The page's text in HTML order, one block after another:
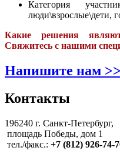
Категория
люди\взрослые\дети,
Какие решения
Свяжитесь с нашими
Напишите нам
Контакты
196240 г. Санкт-Петербург,
площадь Победы, дом 1
тел./факс.: +7 (812) 926-74-